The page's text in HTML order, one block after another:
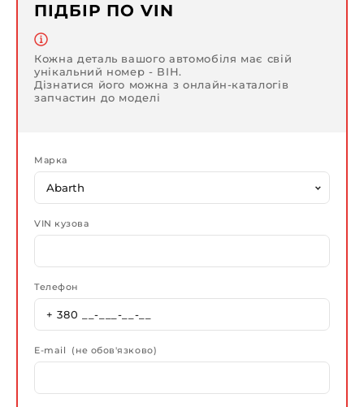
ПІДБІР ПО VIN
Кожна деталь вашого автомобіля має свій
унікальний номер - ВІН.
Дізнатися його можна з онлайн-каталогів
запчастин до моделі
Марка
VIN кузова
Телефон
E-mail (не обов'язково)